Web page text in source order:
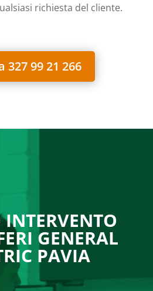
richiesta del cliente.
327 99 21 266
GENERAL
PAVIA